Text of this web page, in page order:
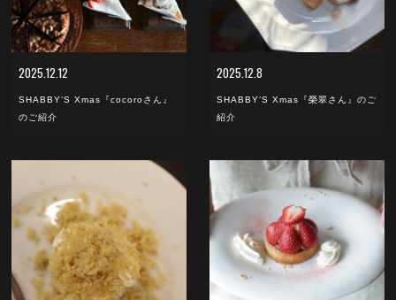
2025.12.12
SHABBY’S Xmas『cocoroさん』
のご紹介
2025.12.8
SHABBY’S Xmas『榮翠さん』のご
紹介